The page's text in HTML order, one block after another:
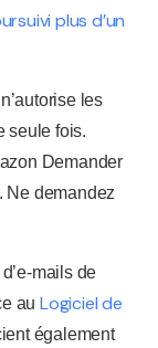
plus d’un
les
seule fois.
Demander
Ne demandez
mails de
au Logiciel de
également